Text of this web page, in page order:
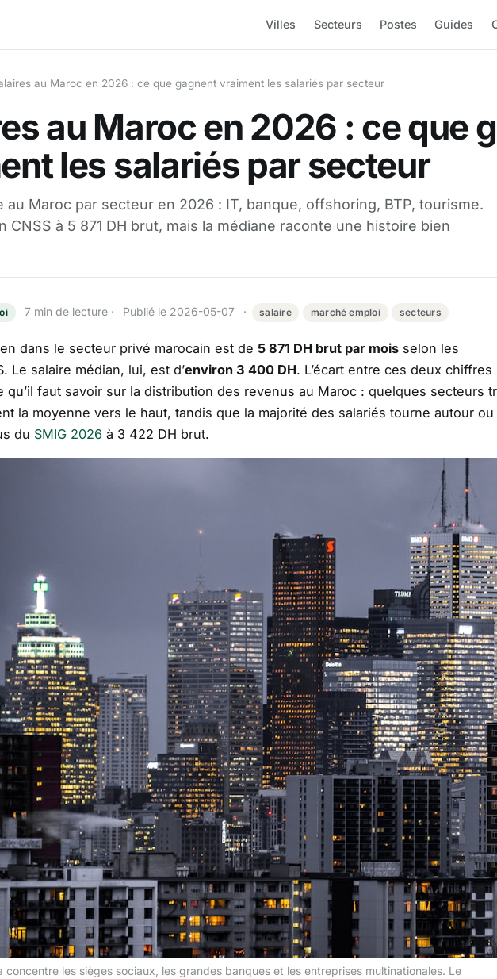
Villes Secteurs Postes Guides
au Maroc en 2026 : ce que gagnent vraiment les salariés par secteur
au Maroc en 2026 : ce que
les salariés par secteur
au Maroc par secteur en 2026 : IT, banque, offshoring, BTP, tourisme.
CNSS à 5 871 DH brut, mais la médiane raconte une histoire bien
7 min de lecture · Publié le 2026-05-07 · salaire marché emploi secteurs
dans le secteur privé marocain est de 5 871 DH brut par mois selon les
Le salaire médian, lui, est d’environ 3 400 DH. L’écart entre ces deux chiffres
qu’il faut savoir sur la distribution des revenus au Maroc : quelques secteurs
la moyenne vers le haut, tandis que la majorité des salariés tourne autour ou
du SMIG 2026 à 3 422 DH brut.
concentre les sièges sociaux, les grandes banques et les entreprises multinationales. Le